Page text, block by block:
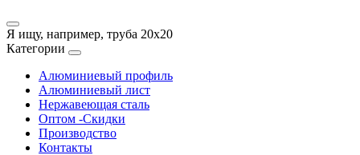
Я ищу, например, труба 20х20
Категории
Алюминиевый профиль
Алюминиевый лист
Нержавеющая сталь
Оптом -Скидки
Производство
Контакты